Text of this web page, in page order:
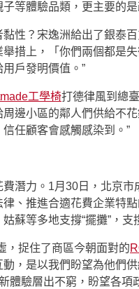
等體驗品類，更主要的
性？宋逸洲給出了銀泰
措上，「你們兩個都是
戶發明價值。”
工學椅打德律風到總
邊小區的鄰人們供給不
任顧客會感觸感染到。”
潛力。1月30日，北京
、推進合適花費企業特
等多地支撐“擺攤”，支
，捉住了商區今朝面對的
，是以我們盼望為他們
體驗層出不窮，盼望各項